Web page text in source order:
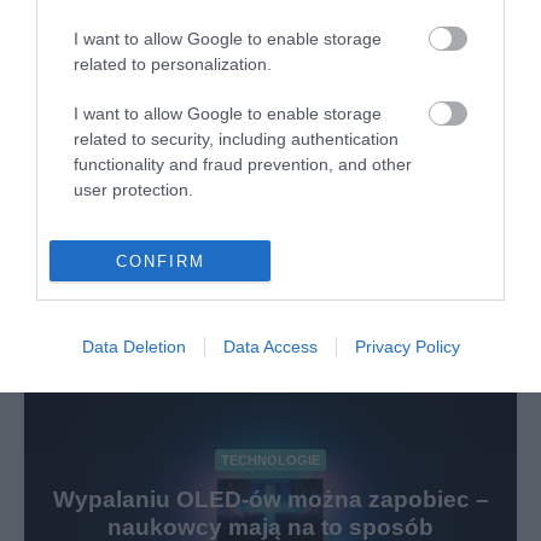
I want to allow Google to enable storage
related to personalization.
I want to allow Google to enable storage
related to security, including authentication
functionality and fraud prevention, and other
user protection.
CONFIRM
Data Deletion Data Access Privacy Policy
połączonych z siecią
internetową w Polsce?
17 KWIETNIA 2024
YouTube na Android TV
NATALIA KANIA-KUC
·
TECHNOLOGIE
Wypalaniu OLED-ów można zapobiec –
naukowcy mają na to sposób